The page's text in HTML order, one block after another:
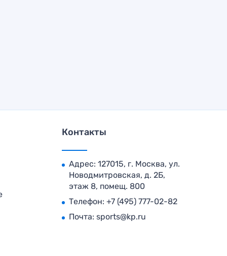
Контакты
Адрес: 127015, г. Москва, ул.
Новодмитровская, д. 2Б,
этаж 8, помещ. 800
Телефон: +7 (495) 777-02-82
Почта: sports@kp.ru